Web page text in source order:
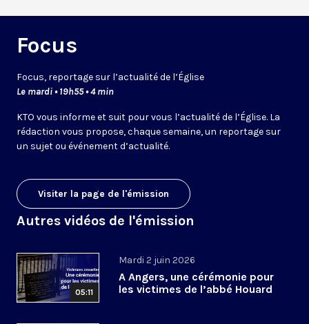
Focus
Focus, reportage sur l’actualité de l’Église
Le mardi • 19h55 • 4 min
KTO vous informe et suit pour vous l’actualité de l’Église. La
rédaction vous propose, chaque semaine, un reportage sur
un sujet ou événement d’actualité.
Visiter la page de l'émission
Autres vidéos de l'émission
05:11
Mardi 2 juin 2026
A Angers, une cérémonie pour
les victimes de l’abbé Houard